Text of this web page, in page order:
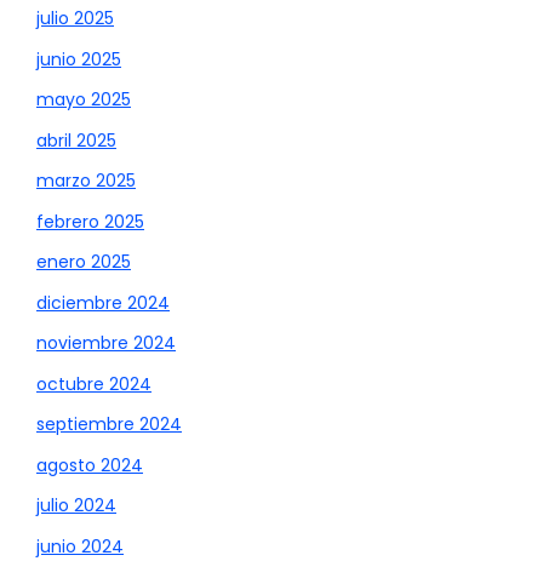
julio 2025
junio 2025
mayo 2025
abril 2025
marzo 2025
febrero 2025
enero 2025
diciembre 2024
noviembre 2024
octubre 2024
septiembre 2024
agosto 2024
julio 2024
junio 2024